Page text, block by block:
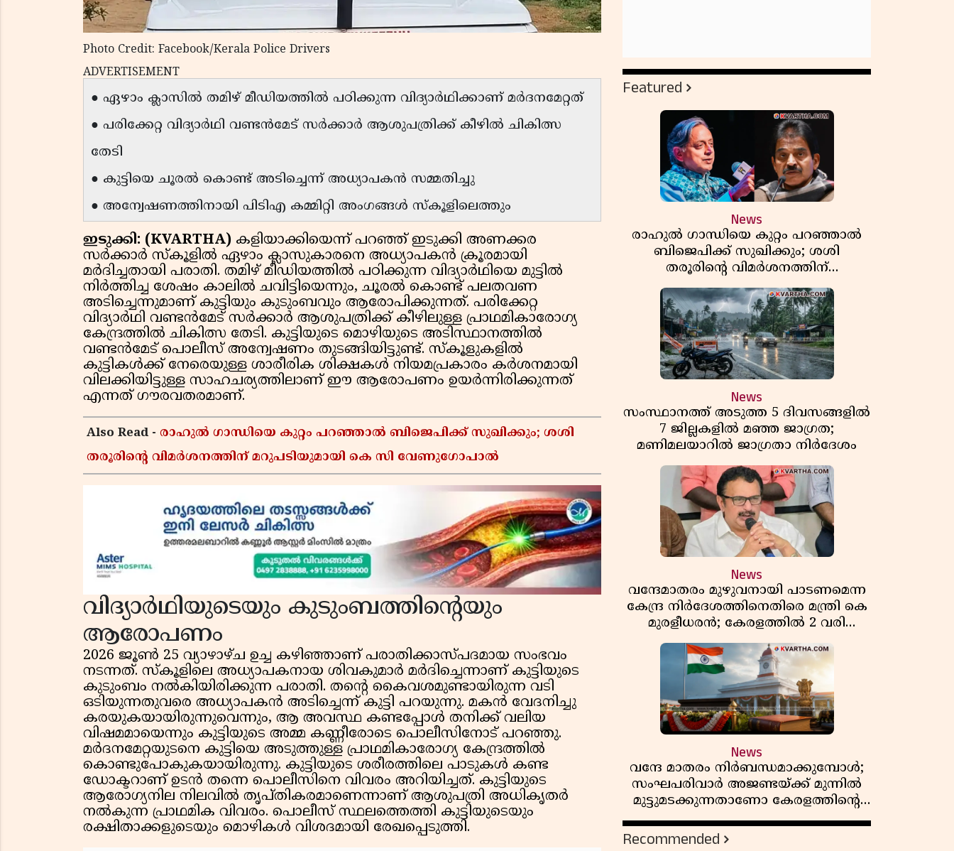
Photo Credit: Facebook/Kerala Police Drivers
ADVERTISEMENT
● ഏഴാം ക്ലാസിൽ തമിഴ് മീഡിയത്തിൽ പഠിക്കുന്ന വിദ്യാർഥിക്കാണ് മർദനമേറ്റത്
● പരിക്കേറ്റ വിദ്യാർഥി വണ്ടൻമേട് സർക്കാർ ആശുപത്രിക്ക് കീഴിൽ ചികിത്സ
തേടി
● കുട്ടിയെ ചൂരൽ കൊണ്ട് അടിച്ചെന്ന് അധ്യാപകൻ സമ്മതിച്ചു
● അന്വേഷണത്തിനായി പിടിഎ കമ്മിറ്റി അംഗങ്ങൾ സ്കൂളിലെത്തും
ഇടുക്കി: (KVARTHA) കളിയാക്കിയെന്ന് പറഞ്ഞ് ഇടുക്കി അണക്കര
സർക്കാർ സ്കൂളിൽ ഏഴാം ക്ലാസുകാരനെ അധ്യാപകൻ ക്രൂരമായി
മർദിച്ചതായി പരാതി. തമിഴ് മീഡിയത്തിൽ പഠിക്കുന്ന വിദ്യാർഥിയെ മുട്ടിൽ
നിർത്തിച്ച ശേഷം കാലിൽ ചവിട്ടിയെന്നും, ചൂരൽ കൊണ്ട് പലതവണ
അടിച്ചെന്നുമാണ് കുട്ടിയും കുടുംബവും ആരോപിക്കുന്നത്. പരിക്കേറ്റ
വിദ്യാർഥി വണ്ടൻമേട് സർക്കാർ ആശുപത്രിക്ക് കീഴിലുള്ള പ്രാഥമികാരോഗ്യ
കേന്ദ്രത്തിൽ ചികിത്സ തേടി. കുട്ടിയുടെ മൊഴിയുടെ അടിസ്ഥാനത്തിൽ
വണ്ടൻമേട് പൊലീസ് അന്വേഷണം തുടങ്ങിയിട്ടുണ്ട്. സ്കൂളുകളിൽ
കുട്ടികൾക്ക് നേരെയുള്ള ശാരീരിക ശിക്ഷകൾ നിയമപ്രകാരം കർശനമായി
വിലക്കിയിട്ടുള്ള സാഹചര്യത്തിലാണ് ഈ ആരോപണം ഉയർന്നിരിക്കുന്നത്
എന്നത് ഗൗരവതരമാണ്.
Also Read - രാഹുൽ ഗാന്ധിയെ കുറ്റം പറഞ്ഞാൽ ബിജെപിക്ക് സുഖിക്കും; ശശി
തരൂരിന്റെ വിമർശനത്തിന് മറുപടിയുമായി കെ സി വേണുഗോപാൽ
വിദ്യാർഥിയുടെയും കുടുംബത്തിന്റെയും
ആരോപണം
2026 ജൂൺ 25 വ്യാഴാഴ്ച ഉച്ച കഴിഞ്ഞാണ് പരാതിക്കാസ്പദമായ സംഭവം
നടന്നത്. സ്കൂളിലെ അധ്യാപകനായ ശിവകുമാർ മർദിച്ചെന്നാണ് കുട്ടിയുടെ
കുടുംബം നൽകിയിരിക്കുന്ന പരാതി. തന്റെ കൈവശമുണ്ടായിരുന്ന വടി
ഒടിയുന്നതുവരെ അധ്യാപകൻ അടിച്ചെന്ന് കുട്ടി പറയുന്നു. മകൻ വേദനിച്ചു
കരയുകയായിരുന്നുവെന്നും, ആ അവസ്ഥ കണ്ടപ്പോൾ തനിക്ക് വലിയ
വിഷമമായെന്നും കുട്ടിയുടെ അമ്മ കണ്ണീരോടെ പൊലീസിനോട് പറഞ്ഞു.
മർദനമേറ്റയുടനെ കുട്ടിയെ അടുത്തുള്ള പ്രാഥമികാരോഗ്യ കേന്ദ്രത്തിൽ
കൊണ്ടുപോകുകയായിരുന്നു. കുട്ടിയുടെ ശരീരത്തിലെ പാടുകൾ കണ്ട
ഡോക്ടറാണ് ഉടൻ തന്നെ പൊലീസിനെ വിവരം അറിയിച്ചത്. കുട്ടിയുടെ
ആരോഗ്യനില നിലവിൽ തൃപ്തികരമാണെന്നാണ് ആശുപത്രി അധികൃതർ
നൽകുന്ന പ്രാഥമിക വിവരം. പൊലീസ് സ്ഥലത്തെത്തി കുട്ടിയുടെയും
രക്ഷിതാക്കളുടെയും മൊഴികൾ വിശദമായി രേഖപ്പെടുത്തി.
Featured
News
രാഹുൽ ഗാന്ധിയെ കുറ്റം പറഞ്ഞാൽ
ബിജെപിക്ക് സുഖിക്കും; ശശി
തരൂരിന്റെ വിമർശനത്തിന്
മറുപടിയുമായി കെ സി
വേണുഗോപാൽ
News
സംസ്ഥാനത്ത് അടുത്ത 5 ദിവസങ്ങളിൽ
7 ജില്ലകളിൽ മഞ്ഞ ജാഗ്രത;
മണിമലയാറിൽ ജാഗ്രതാ നിർദേശം
News
വന്ദേമാതരം മുഴുവനായി പാടണമെന്ന
കേന്ദ്ര നിർദേശത്തിനെതിരെ മന്ത്രി കെ
മുരളീധരൻ; കേരളത്തിൽ 2 വരി
മാത്രമേ ഉണ്ടാകൂ എന്ന് പ്രതികരണം
News
വന്ദേ മാതരം നിർബന്ധമാക്കുമ്പോൾ;
സംഘപരിവാർ അജണ്ടയ്ക്ക് മുന്നിൽ
മുട്ടുമടക്കുന്നതാണോ കേരളത്തിന്റെ
മതേതര പാരമ്പര്യം?
Recommended